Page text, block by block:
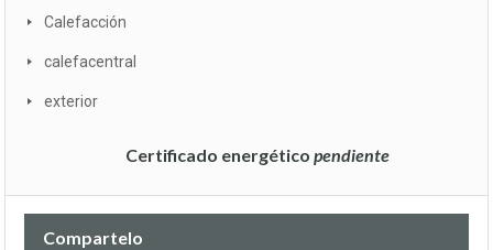
Calefacción
calefacentral
exterior
Certificado energético pendiente
Compartelo